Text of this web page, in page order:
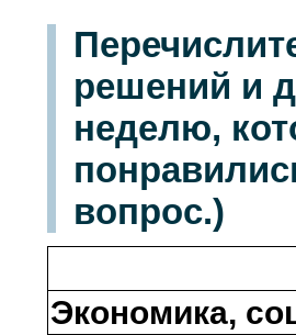
решений и
неделю,
вопрос.)
Экономика,